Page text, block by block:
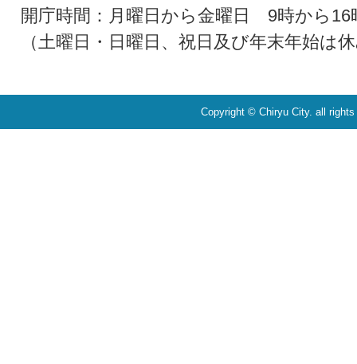
開庁時間：月曜日から金曜日 9時から16
（土曜日・日曜日、祝日及び年末年始は
Copyright © Chiryu City. all rights